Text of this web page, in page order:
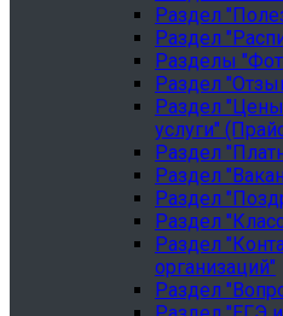
Раздел
Раздел
Разделы
Раздел
Раздел
услуги"
Раздел
Раздел
Раздел
Раздел
Раздел
организаций"
Раздел